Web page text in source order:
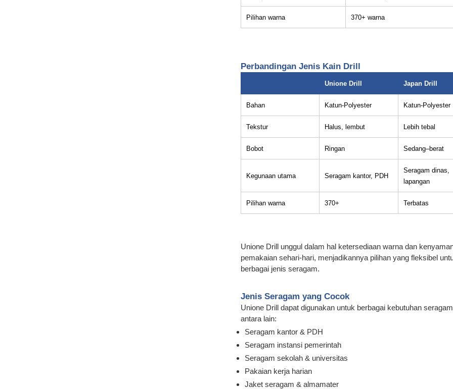
Pilihan warna 370+ warna
Perbandingan Jenis Kain Drill
Unione Drill Japan Drill
Bahan Katun-Polyester Katun-Polyester
Tekstur Halus, lembut Lebih tebal
Bobot Ringan Sedang–berat
Kegunaan utama Seragam kantor, PDH
Seragam dinas,
lapangan
Pilihan warna 370+ Terbatas
Unione Drill unggul dalam hal ketersediaan warna dan
pemakaian sehari-hari, menjadikannya pilihan yang fleksibel
berbagai jenis seragam.
Jenis Seragam yang Cocok
Unione Drill dapat digunakan untuk berbagai kebutuhan
antara lain:
Seragam kantor & PDH
Seragam instansi pemerintah
Seragam sekolah & universitas
Pakaian kerja harian
Jaket seragam & almamater